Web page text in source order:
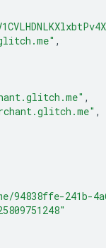
,
,
,
241b-